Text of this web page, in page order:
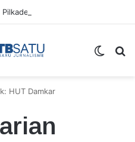
di Sumbawa Barat
HUT Damkar